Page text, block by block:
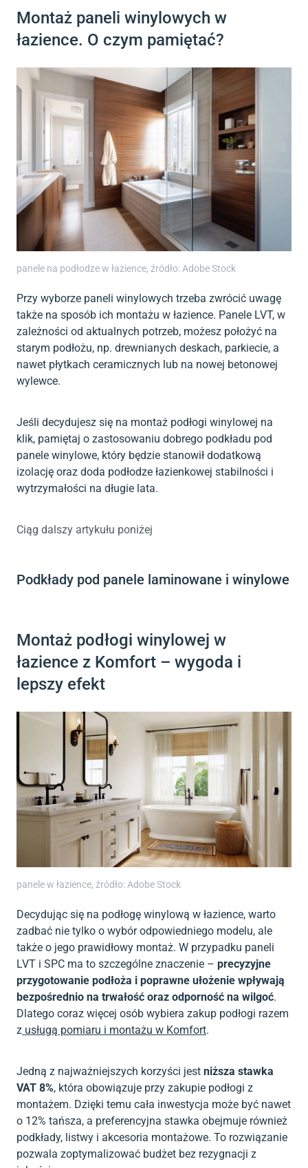
Montaż paneli winylowych w
łazience. O czym pamiętać?
panele na podłodze w łazience, źródło: Adobe Stock
Przy wyborze paneli winylowych trzeba zwrócić uwagę
także na sposób ich montażu w łazience. Panele LVT, w
zależności od aktualnych potrzeb, możesz położyć na
starym podłożu, np. drewnianych deskach, parkiecie, a
nawet płytkach ceramicznych lub na nowej betonowej
wylewce.
Jeśli decydujesz się na montaż podłogi winylowej na
klik, pamiętaj o zastosowaniu dobrego podkładu pod
panele winylowe, który będzie stanowił dodatkową
izolację oraz doda podłodze łazienkowej stabilności i
wytrzymałości na długie lata.
Ciąg dalszy artykułu poniżej
Podkłady pod panele laminowane i winylowe
Montaż podłogi winylowej w
łazience z Komfort – wygoda i
lepszy efekt
panele w łazience, źródło: Adobe Stock
Decydując się na podłogę winylową w łazience, warto
zadbać nie tylko o wybór odpowiedniego modelu, ale
także o jego prawidłowy montaż. W przypadku paneli
LVT i SPC ma to szczególne znaczenie – precyzyjne
przygotowanie podłoża i poprawne ułożenie wpływają
bezpośrednio na trwałość oraz odporność na wilgoć.
Dlatego coraz więcej osób wybiera zakup podłogi razem
z usługą pomiaru i montażu w Komfort.
Jedną z najważniejszych korzyści jest niższa stawka
VAT 8%, która obowiązuje przy zakupie podłogi z
montażem. Dzięki temu cała inwestycja może być nawet
o 12% tańsza, a preferencyjna stawka obejmuje również
podkłady, listwy i akcesoria montażowe. To rozwiązanie
pozwala zoptymalizować budżet bez rezygnacji z